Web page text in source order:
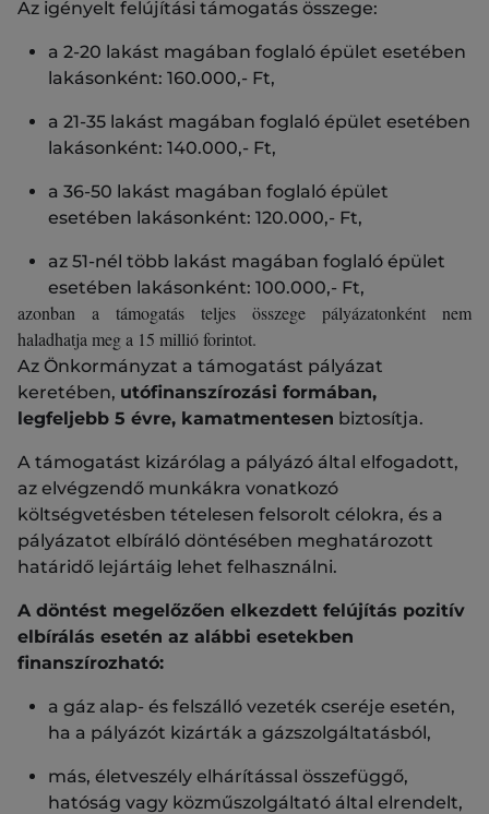
Az igényelt felújítási támogatás összege:
a 2-20 lakást magában foglaló épület esetében
lakásonként: 160.000,- Ft,
a 21-35 lakást magában foglaló épület esetében
lakásonként: 140.000,- Ft,
a 36-50 lakást magában foglaló épület
esetében lakásonként: 120.000,- Ft,
az 51-nél több lakást magában foglaló épület
esetében lakásonként: 100.000,- Ft,
azonban a támogatás teljes összege pályázatonként nem
haladhatja meg a 15 millió forintot.
Az Önkormányzat a támogatást pályázat
keretében, utófinanszírozási formában,
legfeljebb 5 évre, kamatmentesen biztosítja.
A támogatást kizárólag a pályázó által elfogadott,
az elvégzendő munkákra vonatkozó
költségvetésben tételesen felsorolt célokra, és a
pályázatot elbíráló döntésében meghatározott
határidő lejártáig lehet felhasználni.
A döntést megelőzően elkezdett felújítás pozitív
elbírálás esetén az alábbi esetekben
finanszírozható:
a gáz alap- és felszálló vezeték cseréje esetén,
ha a pályázót kizárták a gázszolgáltatásból,
más, életveszély elhárítással összefüggő,
hatóság vagy közműszolgáltató által elrendelt,